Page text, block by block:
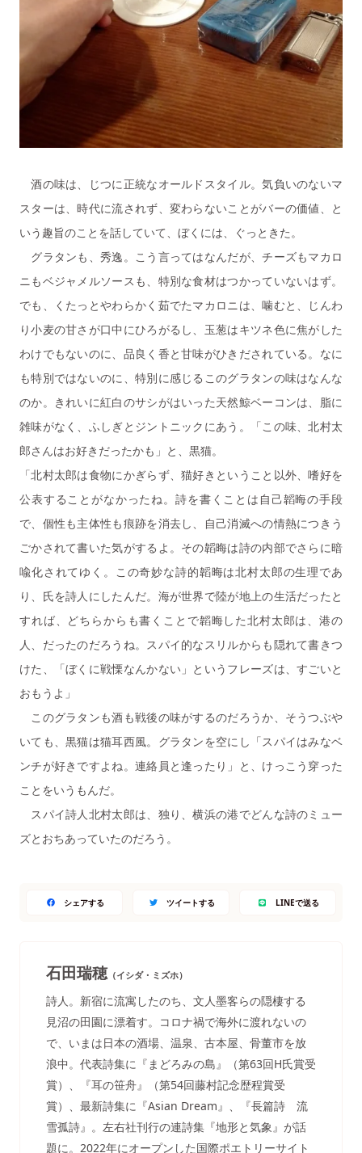
酒の味は、じつに正統なオールドスタイル。気負いのないマ
スターは、時代に流されず、変わらないことがバーの価値、と
いう趣旨のことを話していて、ぼくには、ぐっときた。
グラタンも、秀逸。こう言ってはなんだが、チーズもマカロ
ニもベジャメルソースも、特別な食材はつかっていないはず。
でも、くたっとやわらかく茹でたマカロニは、噛むと、じんわ
り小麦の甘さが口中にひろがるし、玉葱はキツネ色に焦がした
わけでもないのに、品良く香と甘味がひきだされている。なに
も特別ではないのに、特別に感じるこのグラタンの味はなんな
のか。きれいに紅白のサシがはいった天然鯨ベーコンは、脂に
雑味がなく、ふしぎとジントニックにあう。「この味、北村太
郎さんはお好きだったかも」と、黒猫。
「北村太郎は食物にかぎらず、猫好きということ以外、嗜好を
公表することがなかったね。詩を書くことは自己韜晦の手段
で、個性も主体性も痕跡を消去し、自己消滅への情熱につきう
ごかされて書いた気がするよ。その韜晦は詩の内部でさらに暗
喩化されてゆく。この奇妙な詩的韜晦は北村太郎の生理であ
り、氏を詩人にしたんだ。海が世界で陸が地上の生活だったと
すれば、どちらからも書くことで韜晦した北村太郎は、港の
人、だったのだろうね。スパイ的なスリルからも隠れて書きつ
けた、「ぼくに戦慄なんかない」というフレーズは、すごいと
おもうよ」
このグラタンも酒も戦後の味がするのだろうか、そうつぶや
いても、黒猫は猫耳西風。グラタンを空にし「スパイはみなベ
ンチが好きですよね。連絡員と逢ったり」と、けっこう穿った
ことをいうもんだ。
スパイ詩人北村太郎は、独り、横浜の港でどんな詩のミュー
ズとおちあっていたのだろう。
シェアする ツイートする LINEで送る
石田瑞穂 （イシダ・ミズホ）
詩人。新宿に流寓したのち、文人墨客らの隠棲する
見沼の田園に漂着す。コロナ禍で海外に渡れないの
で、いまは日本の酒場、温泉、古本屋、骨董市を放
浪中。代表詩集に『まどろみの島』（第63回H氏賞受
賞）、『耳の笹舟』（第54回藤村記念歴程賞受
賞）、最新詩集に『Asian Dream』、『長篇詩 流
雪孤詩』。左右社刊行の連詩集『地形と気象』が話
題に。2022年にオープンした国際ポエトリーサイト